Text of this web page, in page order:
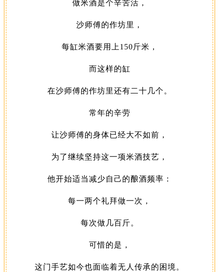
做米酒是个辛苦活，
沙师傅的作坊里，
每缸米酒要用上150斤米，
而这样的缸
在沙师傅的作坊里还有二十几个。
常年的辛劳
让沙师傅的身体已经大不如前，
为了继续坚持这一项米酒技艺，
他开始适当减少自己的酿酒频率：
每一两个礼拜做一次，
每次做几百斤。
可惜的是，
这门手艺如今也面临着无人传承的困境。